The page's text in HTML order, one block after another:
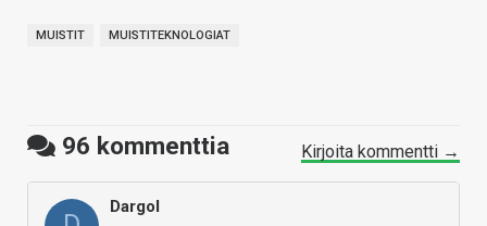
MUISTIT MUISTITEKNOLOGIAT
96 kommenttia Kirjoita kommentti →
Dargol